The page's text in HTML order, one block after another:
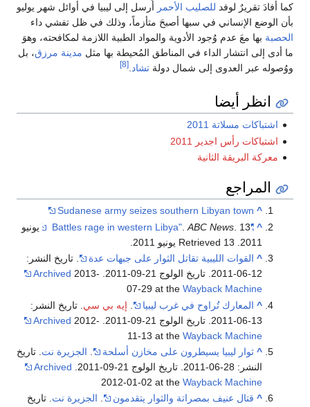
كما أفادَ تقريرٌ لوفد للصليب الأحمر أُرسل إلى ليبيا في أوائل شهر يوليو
بأن الوضع الإنساني في سبها أصبحَ متأزماً، وذلك في ظل تفشي داء
الحصبة بها معَ عدم وُجود الأدوية والمواد الطبية اللازمة لمكافحته، وهوَ
ما أدى إلى انتشار الداء في المناطق المُحيطة بها مثل مدينة مرزق، بل
ووُصوله عبر العدوى إلى شمال دولة تشاد [8]
انظر أيضا
اشتباكات مسلاتة 2011
اشتباكات رأس اجدير 2011
معركة البريقة الثانية
المراجع
^
Sudanese army seizes southern Libyan town
^
"Battles rage in western Libya"
.ABC News
. 13 يونيو
2011
^ القوات الليبية تقاتل الثوار على جبهات عدة
. تاريخ النشر:
12-06-2011. تاريخ الولوج 21-09-2011.
Archived 2013-
07-29 at theWayback Machine
^ المعارك تُراوح في غرب ليبيا إيه بي سي . تاريخ النشر:
13-06-2011. تاريخ الولوج 21-09-2011.
Archived 2012-
11-13 at theWayback Machine
^ ثوار ليبيا يسيطرون على مخازن أسلحة الجزيرة نت . تاريخ
النشر: 28-06-2011. تاريخ الولوج 21-09-2011.
Archived
2012-01-02 at theWayback Machine
^ قتال عنيف بمصراتة والثوار يتقدمون . الجزيرة نت. تاريخ